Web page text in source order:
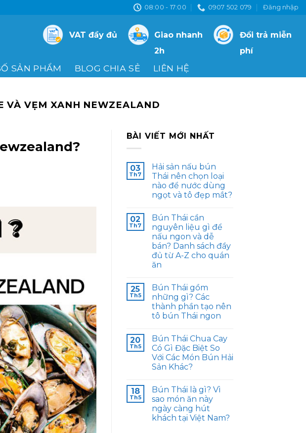
08:00 - 17:00 0907 502 079 Đăng nhập
VAT đầy đủ
Giao nhanh
2h
Đổi trả miễn
phí
SẢN PHẨM BLOG CHIA SẺ LIÊN HỆ
VÀ VẸM XANH NEWZEALAND
BÀI VIẾT MỚI NHẤT
03
Th7
Hải sản nấu bún
Thái nên chọn loại
nào để nước dùng
ngọt và tô đẹp mắt?
02
Th7
Bún Thái cần
nguyên liệu gì để
nấu ngon và dễ
bán? Danh sách đầy
đủ từ A-Z cho quán
ăn
25
Th5
Bún Thái gồm
những gì? Các
thành phần tạo nên
tô bún Thái ngon
20
Th5
Bún Thái Chua Cay
Có Gì Đặc Biệt So
Với Các Món Bún Hải
Sản Khác?
18
Th5
Bún Thái là gì? Vì
sao món ăn này
ngày càng hút
khách tại Việt Nam?